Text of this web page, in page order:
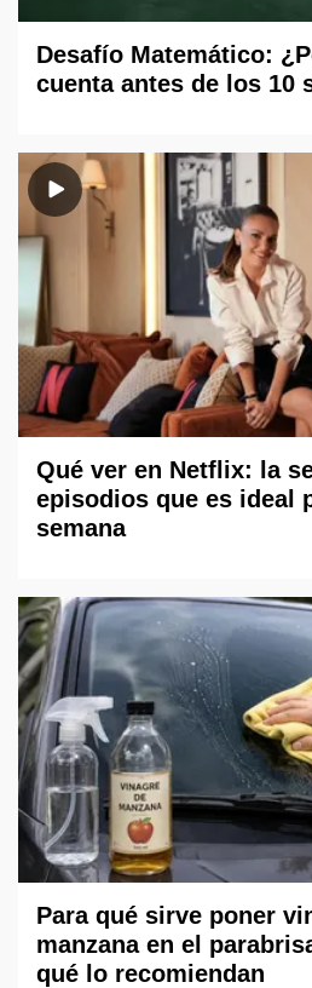
Desafío Matemático:
cuenta antes de los 10
Qué ver en Netflix: la
episodios que es ideal
semana
Para qué sirve poner
manzana en el
qué lo recomiendan